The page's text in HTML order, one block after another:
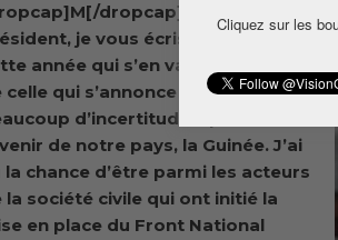
dropcap]onsieur le
je vous écris en marge de
année qui s’en va
celle qui s’annonce avec
d’incertitudes
de notre pays, la Guinée. J’ai
la chance d’être parmi les acteurs
la société civile qui ont initié la
en place du Front National
Cliquez sur les